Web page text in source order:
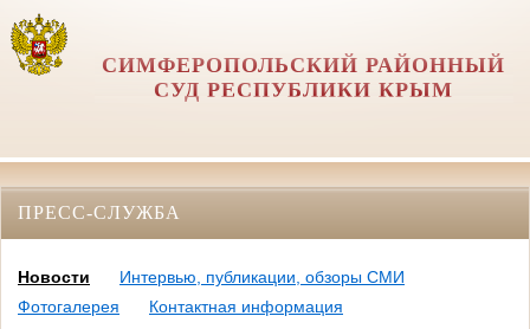
СИМФЕРОПОЛЬСКИЙ РАЙОННЫЙ
СУД РЕСПУБЛИКИ КРЫМ
ПРЕСС-СЛУЖБА
Новости
Интервью, публикации, обзоры СМИ
Фотогалерея
Контактная информация